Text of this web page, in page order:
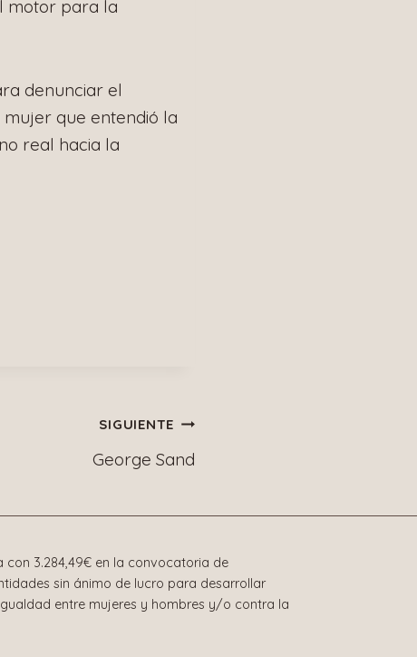
motor para la
denunciar el
que entendió la
real hacia la
SIGUIENTE
George Sand
con 3.284,49€ en la convocatoria de
sin ánimo de lucro para desarrollar
entre mujeres y hombres y/o contra la